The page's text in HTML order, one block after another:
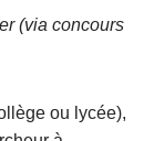
(via concours
ou lycée),